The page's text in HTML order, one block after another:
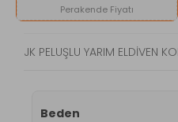
Perakende Fiyatı
JK PELUŞLU YARIM ELDİVEN
Beden